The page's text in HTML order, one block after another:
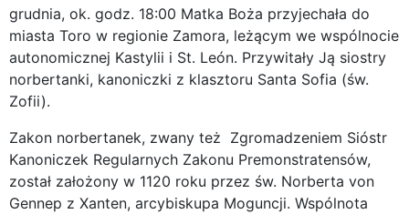
grudnia, ok. godz. 18:00 Matka Boża przyjechała do
miasta Toro w regionie Zamora, leżącym we wspólnocie
autonomicznej Kastylii i St. León. Przywitały Ją siostry
norbertanki, kanoniczki z klasztoru Santa Sofia (św.
Zofii).
Zakon norbertanek, zwany też Zgromadzeniem Sióstr
Kanoniczek Regularnych Zakonu Premonstratensów,
został założony w 1120 roku przez św. Norberta von
Gennep z Xanten, arcybiskupa Moguncji. Wspólnota